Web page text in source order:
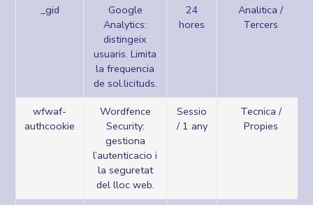
_gid
Google
Analytics:
distingeix
usuaris. Limita
la frequencia
de sol.licituds.
24
hores
Analitica /
Tercers
wfwaf-
authcookie
Wordfence
Security:
gestiona
l’autenticacio i
la seguretat
del lloc web.
Sessio
/ 1 any
Tecnica /
Propies